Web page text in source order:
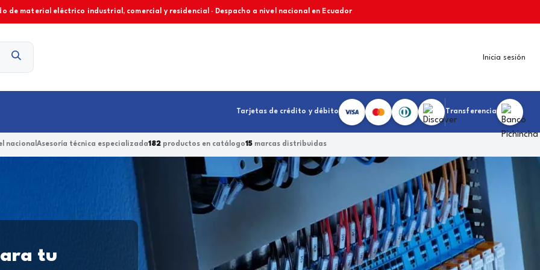
de material eléctrico industrial, comercial y residencial · Despacho a nivel nacional en Ecuador
Inicia sesión
Tarjetas de crédito y débito Transferencia
nacional Asesoría técnica especializada182productos en catálogo15marcas distribuidas
tu